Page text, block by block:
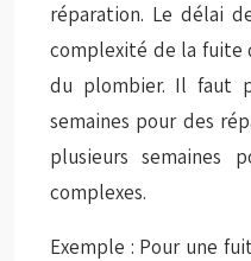
réparation. Le délai
complexité de la fuite
du plombier. Il faut
semaines pour des
plusieurs semaines
complexes.
Exemple : Pour une